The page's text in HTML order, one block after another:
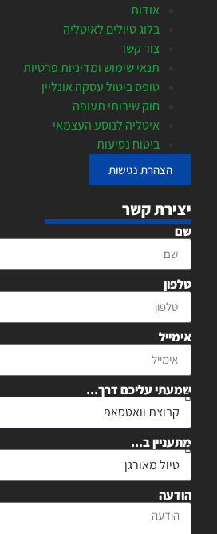
אודות
בלוג טיולים לאיטליה
צור קשר
תנאי שימוש ומדיניות פרטיות
טופס ביטול עסקה אונליין
חוק שירותי תעופה
איטליה לנוסע העצמאי
ביטוח נסיעות
הצהרת נגישות
יצירת קשר
שם
טלפון
אימייל
שמעתי עליכם דרך...
מתעניין ב...
הודעה